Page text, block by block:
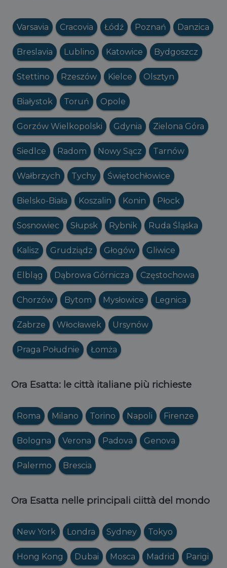
Varsavia Cracovia Łódź Poznań Danzica
Breslavia Lublino Katowice Bydgoszcz
Stettino Rzeszów Kielce Olsztyn
Białystok Toruń Opole
Gorzów Wielkopolski Gdynia Zielona Góra
Siedlce Radom Nowy Sącz Tarnów
Wałbrzych Tychy Świętochłowice
Bielsko-Biała Koszalin Konin Płock
Sosnowiec Słupsk Rybnik Ruda Śląska
Kalisz Grudziądz Głogów Gliwice
Elbląg Dąbrowa Górnicza Częstochowa
Chorzów Bytom Mysłowice Legnica
Zabrze Włocławek Ursynów
Praga Południe Łomża
Ora Esatta: le città italiane più richieste
Roma Milano Torino Napoli Firenze
Bologna Verona Padova Genova
Palermo Brescia
Ora Esatta nelle principali ciittà del mondo
New York Londra Sydney Tokyo
Hong Kong Dubai Mosca Madrid Parigi